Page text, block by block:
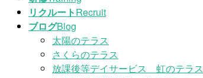
リクルートRecruit
ブログBlog
太陽のテラス
さくらのテラス
放課後等デイサービス 虹のテラス